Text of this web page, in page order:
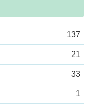
137
21
33
1